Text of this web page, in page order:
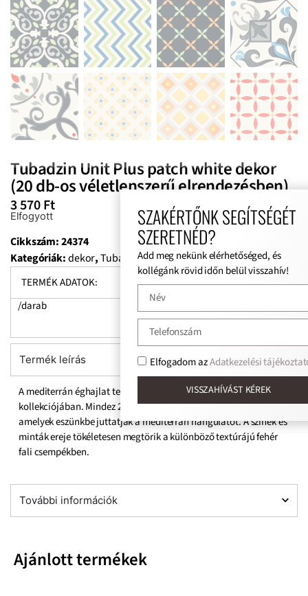
Tubadzin Unit Plus patch white dekor
(20 db-os véletlenszerű elrendezésben)
3 570Ft
Elfogyott
Cikkszám:24374
Kategóriák:dekor,Tubadzin Unit Plus
TERMÉK ADATOK:
/darab
Termék leírás
A mediterrán éghajlat teljes mértékben tükröződik a Unit Plus
kollekciójában. Mindez 20 különféle patchworknek köszönhető,
amelyek eszünkbe juttatják a mediterrán hangulatot. A színek és
minták ereje tökéletesen megtörik a különböző textúrájú fehér
fali csempékben.
További információk
Ajánlott termékek
SZAKÉRTŐNK SEGÍTSÉGÉT
SZERETNÉD?
Add meg nekünk elérhetőséged, és
kollégánk rövid időn belül visszahív!
Elfogadom azAdatkezelési
VISSZAHÍVÁST KÉREK